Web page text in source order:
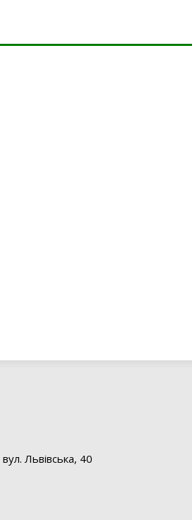
Львівська, 40